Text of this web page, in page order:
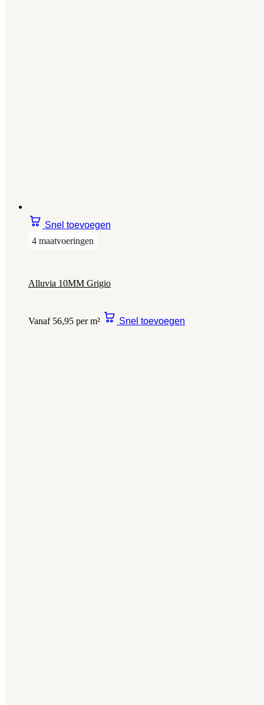
Snel toevoegen
4 maatvoeringen
Alluvia 10MM Grigio
Vanaf 56,95 per m² Snel toevoegen